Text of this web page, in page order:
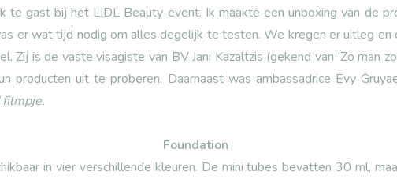
te gast bij het LIDL Beauty event. Ik maakte een unboxing van de
er wat tijd nodig om alles degelijk te testen. We kregen er uitleg en
Zij is de vaste visagiste van BV Jani Kazaltzis (gekend van ‘Zo man
producten uit te proberen. Daarnaast was ambassadrice Evy
filmpje.
Foundation
in vier verschillende kleuren. De mini tubes bevatten 30 ml,